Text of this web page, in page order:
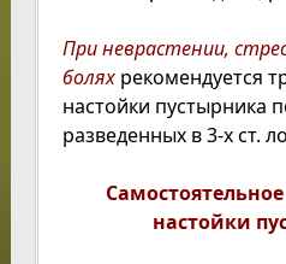
При неврастении,
боляхрекомендуется
настойки пустырника
разведенных в 3-х ст.
настойки